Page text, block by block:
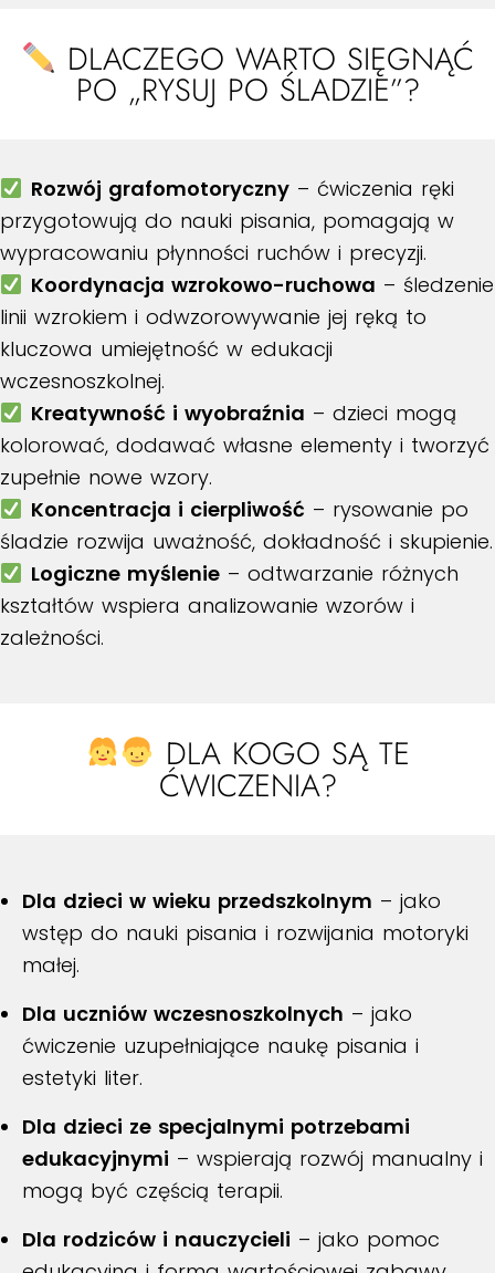
DLACZEGO WARTO SIĘGNĄĆ
PO „RYSUJ PO ŚLADZIE”?
Rozwój grafomotoryczny– ćwiczenia ręki
przygotowują do nauki pisania, pomagają w
wypracowaniu płynności ruchów i precyzji.
Koordynacja wzrokowo-ruchowa – śledzenie
linii wzrokiem i odwzorowywanie jej ręką to
kluczowa umiejętność w edukacji
wczesnoszkolnej.
Kreatywność i wyobraźnia – dzieci mogą
kolorować, dodawać własne elementy i tworzyć
zupełnie nowe wzory.
Koncentracja i cierpliwość – rysowanie po
śladzie rozwija uważność, dokładność i skupienie.
Logiczne myślenie– odtwarzanie różnych
kształtów wspiera analizowanie wzorów i
zależności.
DLA KOGO SĄ TE
ĆWICZENIA?
Dla dzieci w wieku przedszkolnym – jako
wstęp do nauki pisania i rozwijania motoryki
małej.
Dla uczniów wczesnoszkolnych – jako
ćwiczenie uzupełniające naukę pisania i
estetyki liter.
Dla dzieci ze specjalnymi potrzebami
edukacyjnymi – wspierają rozwój manualny i
mogą być częścią terapii.
Dla rodziców i nauczycieli – jako pomoc